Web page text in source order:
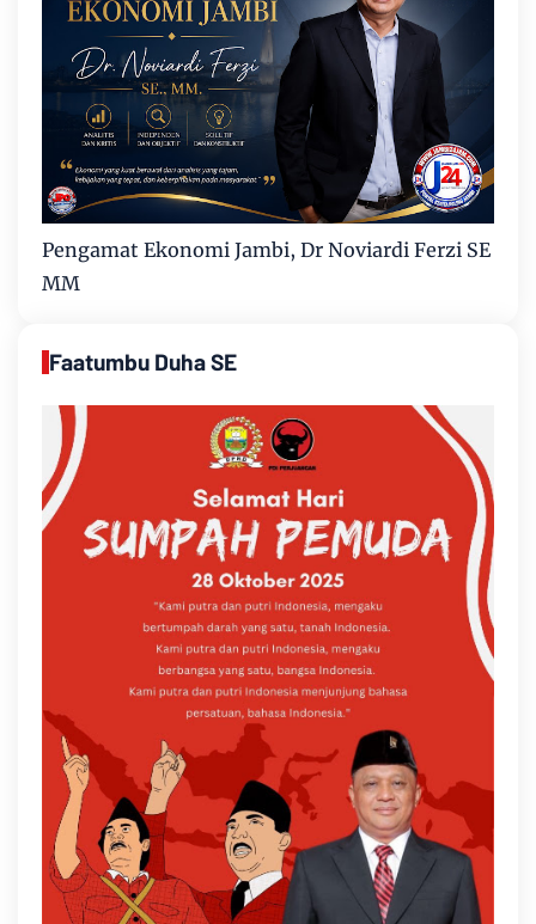
Pengamat Ekonomi Jambi, Dr Noviardi Ferzi SE
MM
Faatumbu Duha SE